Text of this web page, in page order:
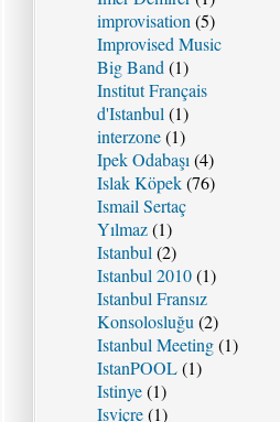
improvisation (5)
Improvised Music
Big Band (1)
Institut Français
d'Istanbul (1)
interzone(1)
Ipek Odabaşı (4)
Islak Köpek(76)
Ismail Sertaç
Yılmaz(1)
Istanbul (2)
Istanbul 2010(1)
Istanbul Fransız
Konsolosluğu (2)
Istanbul Meeting(1)
IstanPOOL(1)
Istinye(1)
Isviçre(1)